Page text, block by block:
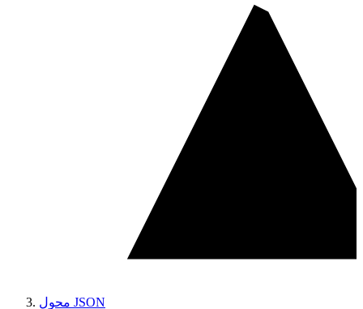
محول JSON